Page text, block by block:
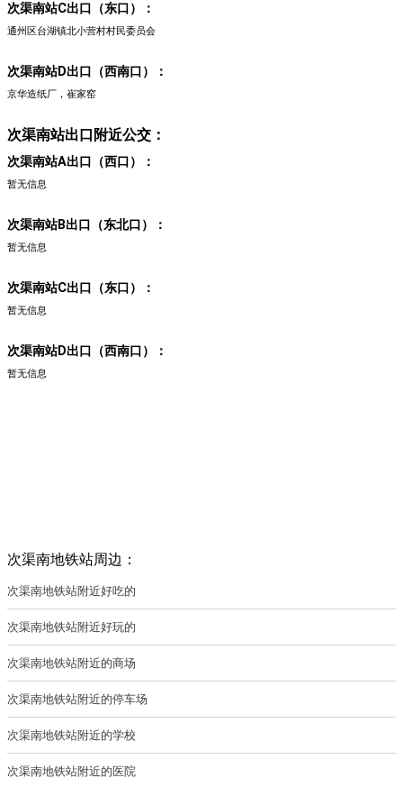
次渠南站C出口（东口）：
通州区台湖镇北小营村村民委员会
次渠南站D出口（西南口）：
京华造纸厂，崔家窑
次渠南站出口附近公交：
次渠南站A出口（西口）：
暂无信息
次渠南站B出口（东北口）：
暂无信息
次渠南站C出口（东口）：
暂无信息
次渠南站D出口（西南口）：
暂无信息
次渠南地铁站周边：
次渠南地铁站附近好吃的
次渠南地铁站附近好玩的
次渠南地铁站附近的商场
次渠南地铁站附近的停车场
次渠南地铁站附近的学校
次渠南地铁站附近的医院